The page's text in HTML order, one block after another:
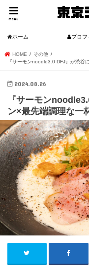
menu
ホーム プロ
HOME
その他
『サーモンnoodle3.0 DFJ』が渋谷
2024.08.26
『サーモン
ン×最先端調理な一